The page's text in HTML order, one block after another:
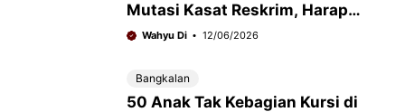
Mutasi Kasat Reskrim, Harap
Penegakan Hukum Tetap
Wahyu Di 12/06/2026
Bangkalan
50 Anak Tak Kebagian Kursi di